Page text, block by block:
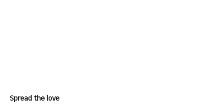
Spread the love